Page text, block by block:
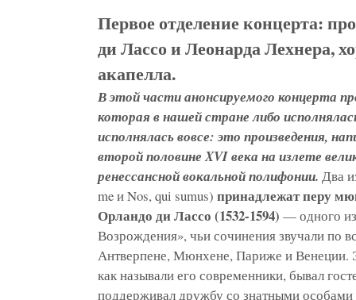
Первое отделение концерта:
ди Лассо и Леонарда Лехнера,
акапелла.
В этой части анонсируемого концерта
которая в нашей стране либо
исполнялась вовсе: это произведения,
второй половине XVI века на излете
ренессансной вокальной полифонии. Два
me и Nos, qui sumus) принадлежат перу
Орландо ди Лассо (1532-1594) — одного
Возрождения», чьи сочинения звучали по
Антверпене, Мюнхене, Париже и Венеции.
как называли его современники, бывал
поддерживал дружбу со знатными